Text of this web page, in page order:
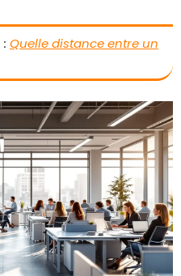
Quelle distance entre un